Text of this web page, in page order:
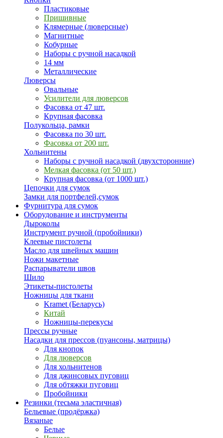
Пластиковые
Пришивные
Клямерные (люверсные)
Магнитные
Кобурные
Наборы с ручной насадкой
14 мм
Металлические
Люверсы
Овальные
Усилители для люверсов
Фасовка от 47 шт.
Крупная фасовка
Полукольца, рамки
Фасовка по 30 шт.
Фасовка от 200 шт.
Хольнитены
Наборы с ручной насадкой (двухсторонние)
Мелкая фасовка (от 50 шт.)
Крупная фасовка (от 1000 шт.)
Цепочки для сумок
Замки для портфелей,сумок
Фурнитура для сумок
Оборудование и инструменты
Дыроколы
Инструмент ручной (пробойники)
Клеевые пистолеты
Масло для швейных машин
Ножи макетные
Распарыватели швов
Шило
Этикеты-пистолеты
Ножницы для ткани
Kramet (Беларусь)
Китай
Ножницы-перекусы
Прессы ручные
Насадки для прессов (пуансоны, матрицы)
Для кнопок
Для люверсов
Для хольнитенов
Для джинсовых пуговиц
Для обтяжки пуговиц
Пробойники
Резинки (тесьма эластичная)
Бельевые (продёржка)
Вязаные
Белые